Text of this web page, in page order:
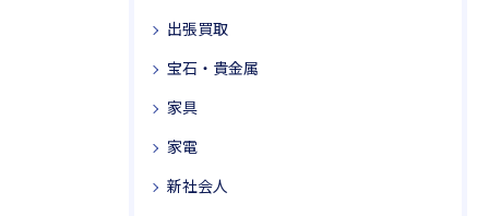
出張買取
宝石・貴金属
家具
家電
新社会人